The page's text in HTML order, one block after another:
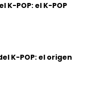
POP: el K-POP
K-POP: el origen